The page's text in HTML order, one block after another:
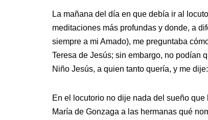
La mañana del día en que debía ir al
meditaciones más profundas y donde, a
siempre a mi Amado), me preguntaba
Teresa de Jesús; sin embargo, no podían
Niño Jesús, a quien tanto quería, y me
En el locutorio no dije nada del sueño
María de Gonzaga a las hermanas qué